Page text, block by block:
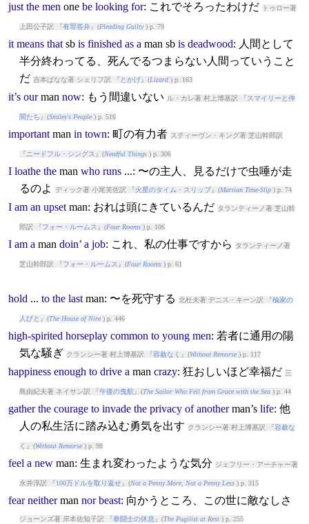
just the men one be looking for: これでそろったわけだ トゥロー著
上田公子訳 『有罪答弁』(Pleading Guilty) p. 79
it means thatsb is finished as a man sb is deadwood: 人間として
半分終わってる、死んでるつまらない人間っていうこと
だ 吉本ばなな著 シェリフ訳 『 とかげ』(Lizard) p. 163
it’s our man now: もう間違いない ル・カレ著 村上博基訳 『スマイリーと仲
間たち 』(Smiley's People) p. 516
important man in town: 町の有力者 スティーヴン・キング著 芝山幹郎訳
『 ニードフル・シングス 』(Needful Things) p. 306
I loathe the man who runs...: 〜の主人、見るだけで虫唾が走
るのよ
ディック著 小尾芙佐訳 『火星のタイム・スリップ』(Martian Time-Slip) p. 74
I am an upset man: おれは頭にきているんだ タランティーノ著 芝山幹
郎訳 『フォー・ルームス 』(Four Rooms) p. 106
I am a man doin’ a job: これ、私の仕事ですから タランティーノ著
芝山幹郎訳 『フォー・ルームス 』(Four Rooms) p. 61
hold ... to the last man: 〜を死守する 北杜夫著 デニス・キーン訳 『楡家の
人びと 』(The House of Nire) p. 446
high-spirited horseplay common to young men: 若者に通用の陽
気な騒ぎ クランシー著 村上博基訳 『容赦なく 』(Without Remorse) p. 117
happiness enough to drive a man crazy: 狂おしいほど幸福だ 三
島由紀夫著 ネイサン訳 『午後の曳航 』(The Sailor Who Fell from Grace with the Sea) p. 44
gather the courage to invade the privacy of another man’s life: 他
人の私生活に踏み込む勇気を出す クランシー著 村上博基訳 『容赦な
く 』(Without Remorse) p. 98
feel a new man: 生まれ変わったような気分 ジェフリー・アーチャー著
永井淳訳 『100万ドルを取り返せ』(Not a Penny More, Not a Penny Less) p. 315
fear neither man nor beast: 向かうところ、この世に敵なしさ
ジョーンズ著 岸本佐知子訳 『拳闘士の休息 』(The Pugilist at Rest) p. 255